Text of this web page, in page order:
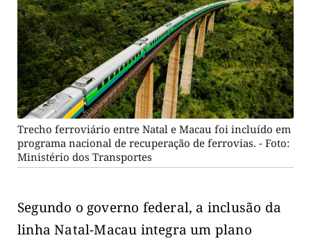
Trecho ferroviário entre Natal e Macau foi incluído em
programa nacional de recuperação de ferrovias. - Foto:
Ministério dos Transportes
Segundo o governo federal, a inclusão da
linha Natal-Macau integra um plano